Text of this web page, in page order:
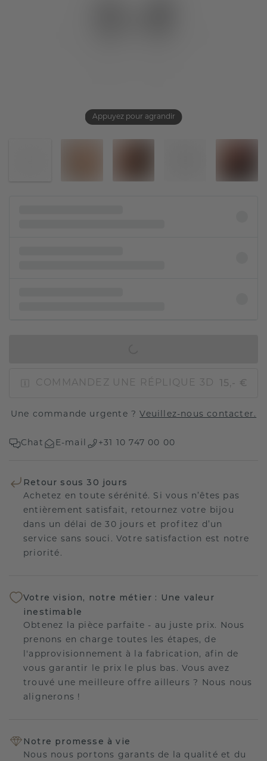
Appuyez pour agrandir
COMMANDEZ UNE RÉPLIQUE 3D 15,- €
Une commande urgente ?Veuillez-nous contacter.
Chat E-mail +31 10 747 00 00
Retour sous 30 jours
Achetez en toute sérénité. Si vous n’êtes pas
entièrement satisfait, retournez votre bijou
dans un délai de 30 jours et profitez d’un
service sans souci. Votre satisfaction est notre
priorité.
Votre vision, notre métier : Une valeur
inestimable
Obtenez la pièce parfaite - au juste prix. Nous
prenons en charge toutes les étapes, de
l'approvisionnement à la fabrication, afin de
vous garantir le prix le plus bas. Vous avez
trouvé une meilleure offre ailleurs ? Nous nous
alignerons !
Notre promesse à vie
Nous nous portons garants de la qualité et du